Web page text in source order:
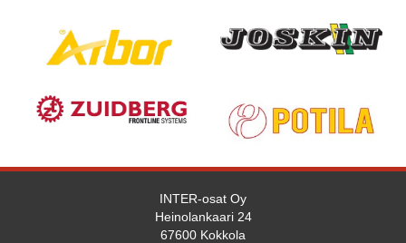
INTER-osat Oy
Heinolankaari 24
67600 Kokkola